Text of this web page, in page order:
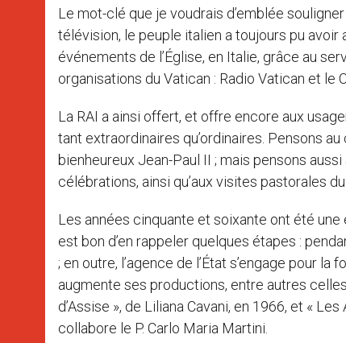
Le mot-clé que je voudrais d’emblée
télévision, le peuple italien a toujours pu
événements de l’Église, en Italie, grâce au
organisations du Vatican : Radio Vatican et le
La RAI a ainsi offert, et offre encore aux
tant extraordinaires qu’ordinaires. Pensons
bienheureux Jean-Paul II ; mais pensons
célébrations, ainsi qu’aux visites pastorales
Les années cinquante et soixante ont été
est bon d’en rappeler quelques étapes :
; en outre, l’agence de l’État s’engage pour
augmente ses productions, entre autres
d’Assise », de Liliana Cavani, en 1966, et «
collabore le P. Carlo Maria Martini.